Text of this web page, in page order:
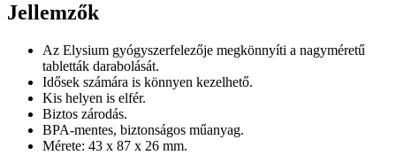
Jellemzők
Az Elysium gyógyszerfelezője megkönnyíti a nagyméretű
tabletták darabolását.
Idősek számára is könnyen kezelhető.
Kis helyen is elfér.
Biztos zárodás.
BPA-mentes, biztonságos műanyag.
Mérete: 43 x 87 x 26 mm.